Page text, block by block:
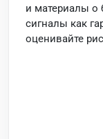
и материалы о
сигналы как
оценивайте